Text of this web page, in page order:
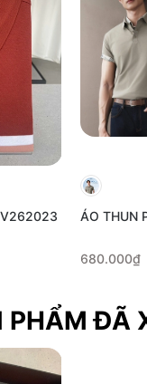
ÁO THUN
680.000₫
PHẨM ĐÃ